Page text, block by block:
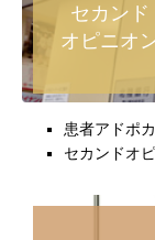
セカンド
オピニオ
患者アドポ
セカンドオ